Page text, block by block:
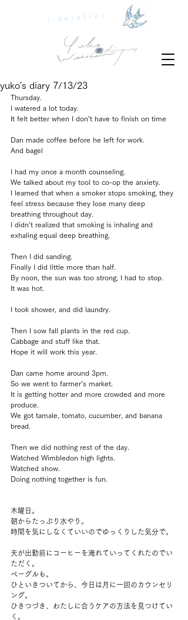
liberation
yuko's diary 7/13/23
Thursday.
I watered a lot today.
It felt better when I don’t have to finish on time
Dan made coffee before he left for work.
And bagel
I had my once a month counseling.
We talked about my tool to co-op the anxiety.
I learned that when a smoker stops smoking, they
feel stress because they lose many deep
breathing throughout day.
I didn’t realized that smoking is inhaling and
exhaling equal deep breathing.
Then I did sanding.
Finally I did little more than half.
By noon, the sun was too strong, I had to stop.
It was hot.
I took shower, and did laundry.
Then I sow fall plants in the red cup.
Cabbage and stuff like that.
Hope it will work this year.
Dan came home around 3pm.
So we went to farmer’s market.
It is getting hotter and more crowded and more
produce.
We got tamale, tomato, cucumber, and banana
bread.
Then we did nothing rest of the day.
Watched Wimbledon high lights.
Watched show.
Doing nothing together is fun.
木曜日。
朝からたっぷり水やり。
時間を気にしなくていいのでゆっくりした気分で。
夫が出勤前にコーヒーを淹れていってくれたのでい
ただく。
ベーグルも。
ひといきついてから、今日は月に一回のカウンセリ
ング。
ひきつづき、わたしに合うケアの方法を見つけてい
く。